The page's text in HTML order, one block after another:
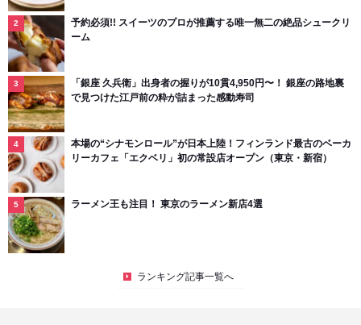
予約必須!! スイーツのプロが推薦する唯一無二の絶品シュークリ
ーム
「銀座 久兵衛」出身者の握りが10貫4,950円〜！ 銀座の路地裏
で見つけた江戸前の粋が詰まった感動寿司
本場の“シナモンロール”が日本上陸！フィンランド最古のベーカ
リーカフェ「エクベリ」初の常設店オープン（東京・新宿）
ラーメン王も注目！ 東京のラーメン新店4選
ランキング記事一覧へ